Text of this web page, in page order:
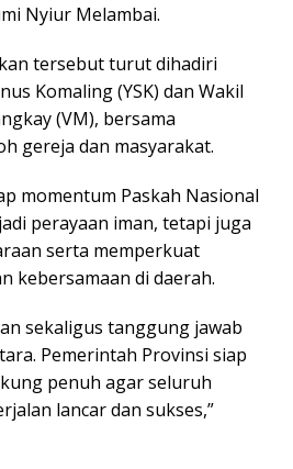
Nyiur Melambai.
tersebut turut dihadiri
Komaling (YSK) dan Wakil
(VM), bersama
gereja dan masyarakat.
momentum Paskah Nasional
perayaan iman, tetapi juga
serta memperkuat
kebersamaan di daerah.
sekaligus tanggung jawab
Pemerintah Provinsi siap
penuh agar seluruh
lancar dan sukses,”